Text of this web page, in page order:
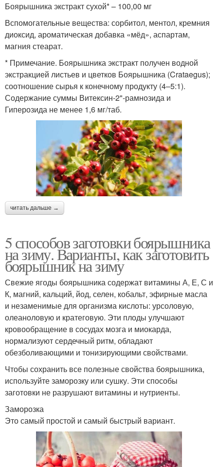
Боярышника экстракт сухой* – 100,00 мг
Вспомогательные вещества: сорбитол, ментол, кремния
диоксид, ароматическая добавка «мёд», аспартам,
магния стеарат.
* Примечание. Боярышника экстракт получен водной
экстракцией листьев и цветков Боярышника (Crataegus);
соотношение сырья к конечному продукту (4–5:1).
Содержание суммы Витексин-2"-рамнозида и
Гиперозида не менее 1,6 мг/таб.
читать дальше →
5 способов заготовки боярышника
на зиму. Варианты, как заготовить
боярышник на зиму
Свежие ягоды боярышника содержат витамины А, Е, С и
К, магний, кальций, йод, селен, кобальт, эфирные масла
и незаменимые для организма кислоты: урсоловую,
олеаноловую и кратеговую. Эти плоды улучшают
кровообращение в сосудах мозга и миокарда,
нормализуют сердечный ритм, обладают
обезболивающими и тонизирующими свойствами.
Чтобы сохранить все полезные свойства боярышника,
используйте заморозку или сушку. Эти способы
заготовки не разрушают витамины и нутриенты.
Заморозка
Это самый простой и самый быстрый вариант.